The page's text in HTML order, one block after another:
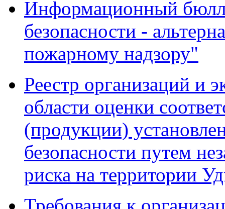
Информационный
безопасности -
пожарному надзору"
Реестр организаций и
области оценки
(продукции)
безопасности путем
риска на территории